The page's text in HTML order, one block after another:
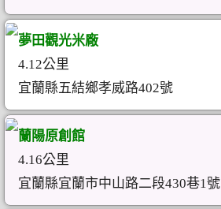
夢田觀光米廠
4.12公里
宜蘭縣五結鄉孝威路402號
蘭陽原創館
4.16公里
宜蘭縣宜蘭市中山路二段430巷1號